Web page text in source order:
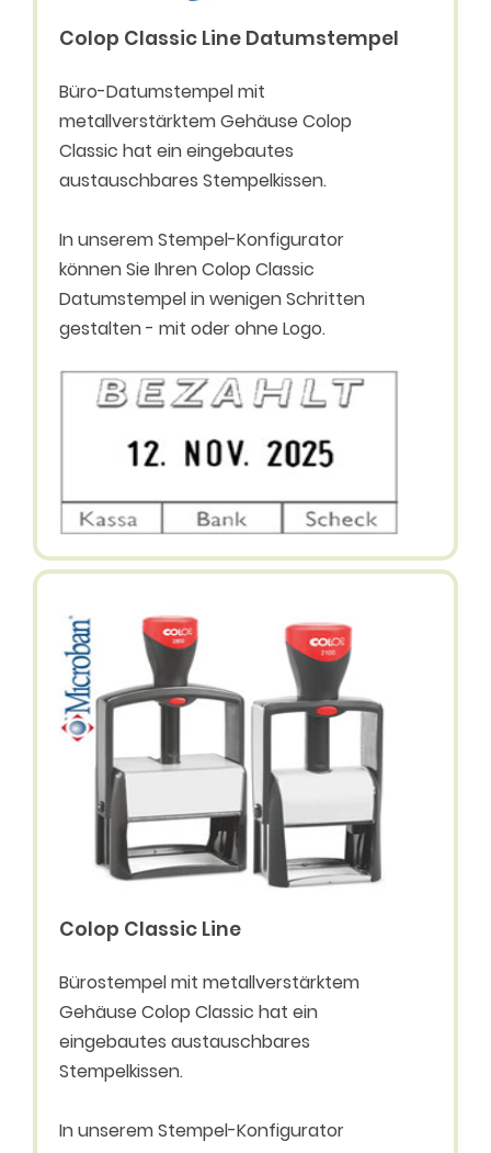
Colop Classic Line Datumstempel
Büro-Datumstempel mit
metallverstärktem Gehäuse Colop
Classic hat ein eingebautes
austauschbares Stempelkissen.
In unserem Stempel-Konfigurator
können Sie Ihren Colop Classic
Datumstempel in wenigen Schritten
gestalten - mit oder ohne Logo.
Colop Classic Line
Bürostempel mit metallverstärktem
Gehäuse Colop Classic hat ein
eingebautes austauschbares
Stempelkissen.
In unserem Stempel-Konfigurator